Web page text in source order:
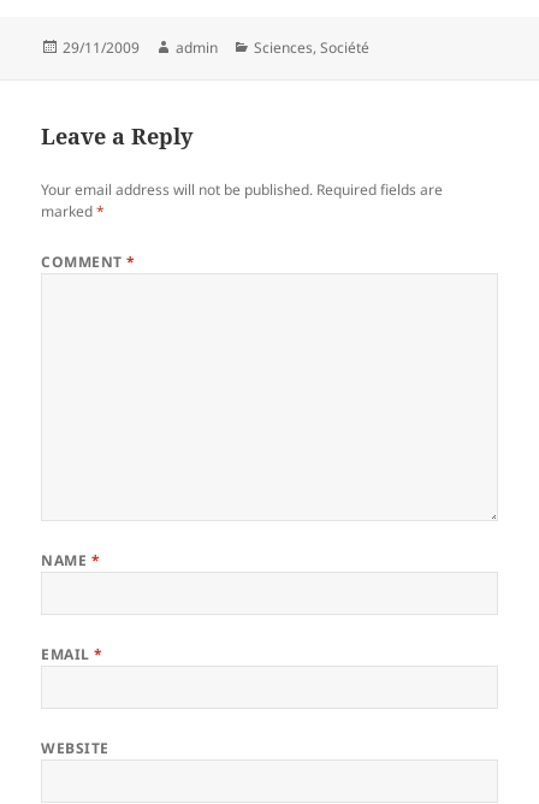
Posted
29/11/2009 Author
admin Categories
Sciences,Société
Leave a Reply
Your email address will not be published. Required fields are
marked*
COMMENT*
NAME *
EMAIL*
WEBSITE